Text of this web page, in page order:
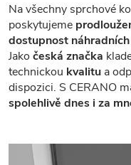
Na všechny sprchové
poskytujeme
dostupnost
Jako česká značka
technickou kvalitu a
dispozici. S CERANO
spolehlivě dnes i za